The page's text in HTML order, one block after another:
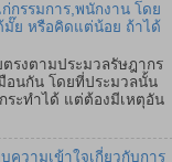
กรรมการ,พนักงาน โดย
มั๊ย หรือคิดแต่น้อย ถ้าได้
งตามประมวลรัษฎากร
อนกัน โดยที่ประมวลนั้น
ระทำได้ แต่ต้องมีเหตุอัน
ความเข้าใจเกี่ยวกับการ